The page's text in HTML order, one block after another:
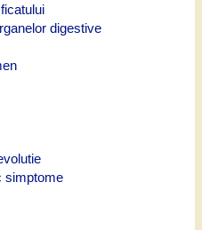
digestive
simptome